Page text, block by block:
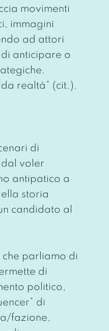
movimenti
immagini
ad attori
anticipare o
realtà” (cit.).
di
voler
antipatico a
storia
candidato al
parliamo di
di
politico,
di
fazione,